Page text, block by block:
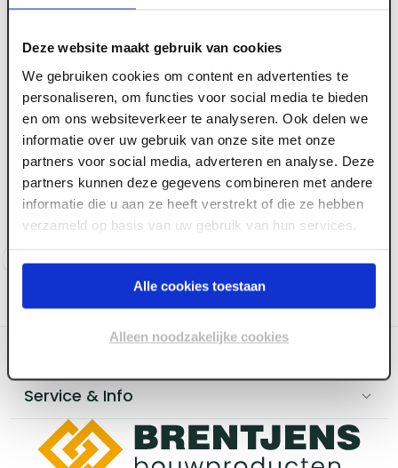
Deze website maakt gebruik van cookies
We gebruiken cookies om content en advertenties te
personaliseren, om functies voor social media te bieden
en om ons websiteverkeer te analyseren. Ook delen we
informatie over uw gebruik van onze site met onze
partners voor social media, adverteren en analyse. Deze
partners kunnen deze gegevens combineren met andere
informatie die u aan ze heeft verstrekt of die ze hebben
verzameld op basis van uw gebruik van hun services.
Alle cookies toestaan
Alleen noodzakelijke cookies
ART000480
12.5 mm x 3000 x 1200
Gipsplaat LaDura
Premium AK
Voorraad: 230+
Categoriëen
Service & Info